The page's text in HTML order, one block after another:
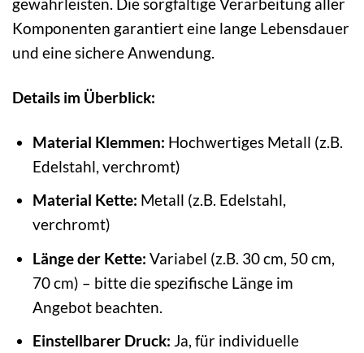
Komponenten garantiert eine lange Lebensdauer
und eine sichere Anwendung.
Details im Überblick:
Material Klemmen: Hochwertiges Metall (z.B.
Edelstahl, verchromt)
Material Kette: Metall (z.B. Edelstahl,
verchromt)
Länge der Kette: Variabel (z.B. 30 cm, 50 cm,
70 cm) – bitte die spezifische Länge im
Angebot beachten.
Einstellbarer Druck: Ja, für individuelle